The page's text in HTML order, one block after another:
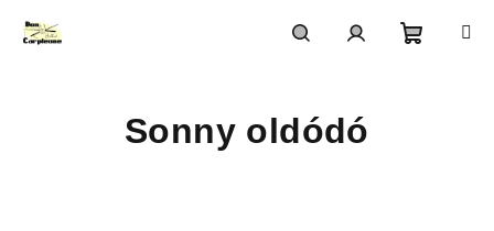
Sonny oldódó